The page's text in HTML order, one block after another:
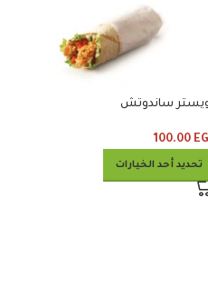
ساندوتش
100.00
تحديد أحد الخيارات